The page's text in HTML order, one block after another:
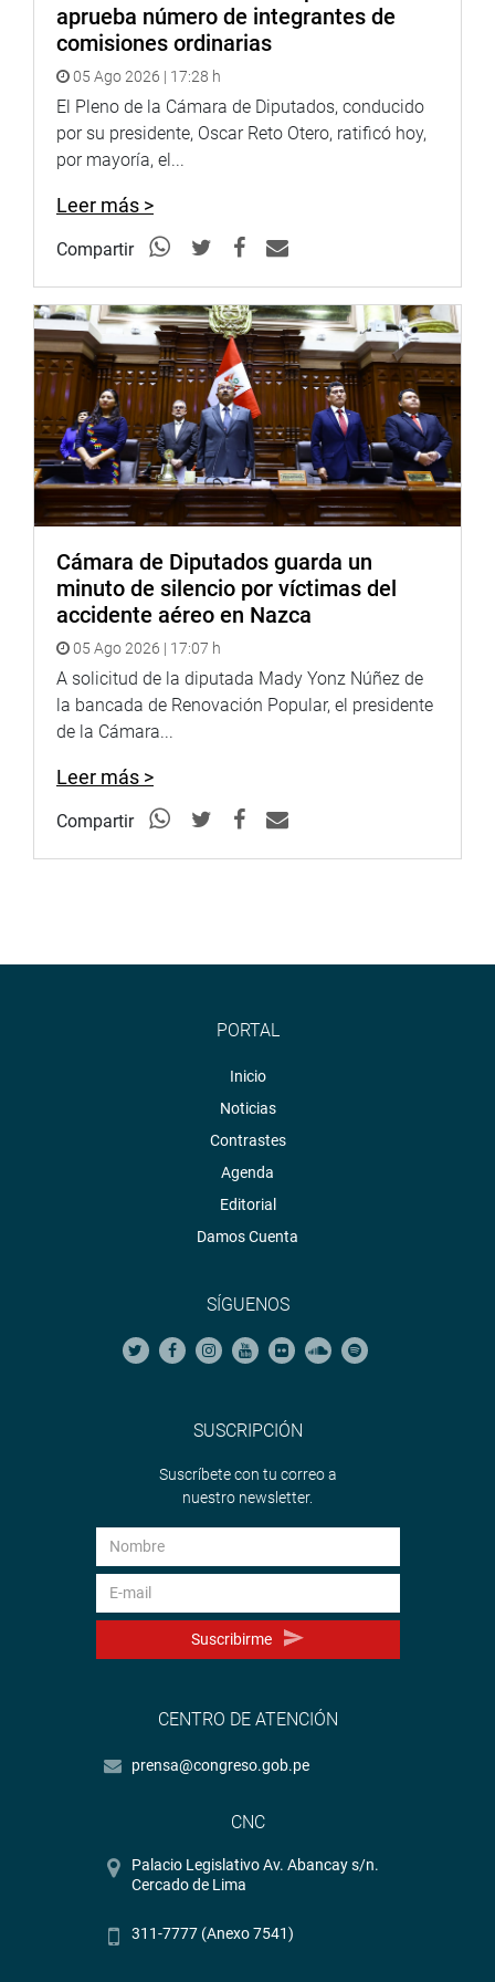
contra el mismo Estado.
LIMA, 10 DE AGOSTO DE 2021
PRENSA CONGRESO
aprueba número de integrantes de
comisiones ordinarias
05 Ago 2026 | 17:28 h
El Pleno de la Cámara de Diputados, conducido
por su presidente, Oscar Reto Otero, ratificó hoy,
por mayoría, el...
Leer más >
Compartir
Cámara de Diputados guarda un
minuto de silencio por víctimas del
accidente aéreo en Nazca
05 Ago 2026 | 17:07 h
A solicitud de la diputada Mady Yonz Núñez de
la bancada de Renovación Popular, el presidente
de la Cámara...
Leer más >
Compartir
PORTAL
Inicio
Noticias
Contrastes
Agenda
Editorial
Damos Cuenta
SÍGUENOS
SUSCRIPCIÓN
Suscríbete con tu correo a
nuestro newsletter.
Suscribirme
CENTRO DE ATENCIÓN
prensa@congreso.gob.pe
CNC
Palacio Legislativo Av. Abancay s/n.
Cercado de Lima
311-7777 (Anexo 7541)